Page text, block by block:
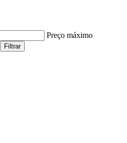
Preço máximo
Filtrar